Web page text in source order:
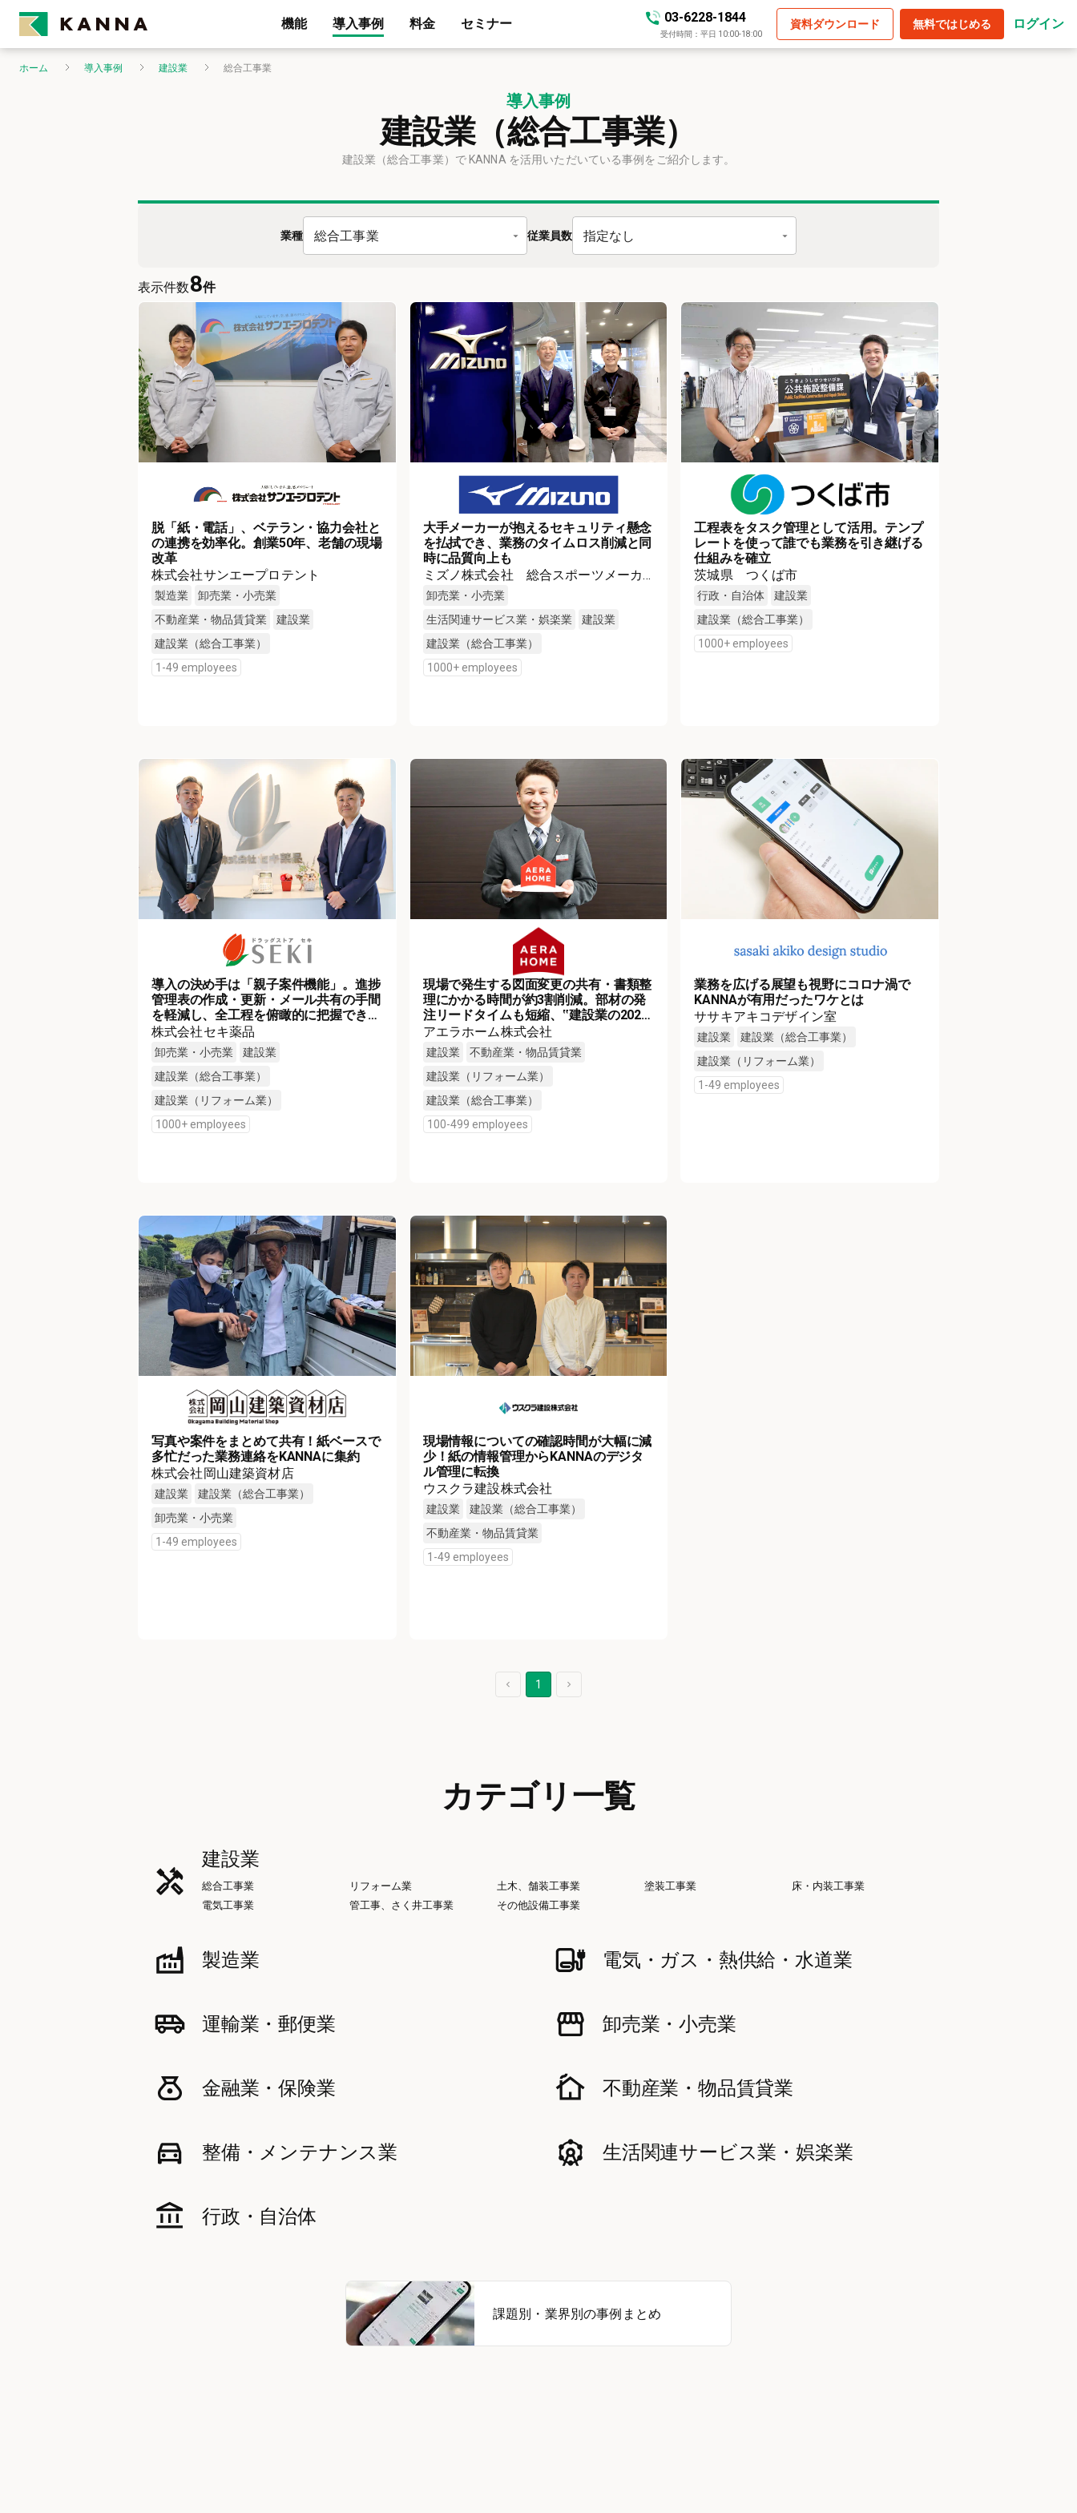
機能 導入事例 料金 セミナー 03-6228-1844
受付時間：平日 10:00-18:00
資料ダウンロード 無料ではじめる ログイン
ホーム 導入事例 建設業 総合工事業
導入事例
建設業（総合工事業）
建設業（総合工事業）で KANNA を活用いただいている事例をご紹介します。
業種 総合工事業 従業員数 指定なし
表示件数8件
脱「紙・電話」、ベテラン・協力会社と
の連携を効率化。創業50年、老舗の現場
改革
株式会社サンエープロテント
製造業
卸売業・小売業
不動産業・物品賃貸業
建設業
建設業（総合工事業）
1-49 employees
大手メーカーが抱えるセキュリティ懸念
を払拭でき、業務のタイムロス削減と同
時に品質向上も
ミズノ株式会社 総合スポーツメーカ
ー
卸売業・小売業
生活関連サービス業・娯楽業
建設業
建設業（総合工事業）
1000+ employees
工程表をタスク管理として活用。テンプ
レートを使って誰でも業務を引き継げる
仕組みを確立
茨城県 つくば市
行政・自治体
建設業
建設業（総合工事業）
1000+ employees
導入の決め手は「親子案件機能」。進捗
管理表の作成・更新・メール共有の手間
を軽減し、全工程を俯瞰的に把握できる
ように
株式会社セキ薬品
卸売業・小売業
建設業
建設業（総合工事業）
建設業（リフォーム業）
1000+ employees
現場で発生する図面変更の共有・書類整
理にかかる時間が約3割削減。部材の発
注リードタイムも短縮、‟建設業の2024
年問題”対応の一助に
アエラホーム株式会社
建設業
不動産業・物品賃貸業
建設業（リフォーム業）
建設業（総合工事業）
100-499 employees
業務を広げる展望も視野にコロナ渦で
KANNAが有用だったワケとは
ササキアキコデザイン室
建設業
建設業（総合工事業）
建設業（リフォーム業）
1-49 employees
写真や案件をまとめて共有！紙ベースで
多忙だった業務連絡をKANNAに集約
株式会社岡山建築資材店
建設業
建設業（総合工事業）
卸売業・小売業
1-49 employees
現場情報についての確認時間が大幅に減
少！紙の情報管理からKANNAのデジタ
ル管理に転換
ウスクラ建設株式会社
建設業
建設業（総合工事業）
不動産業・物品賃貸業
1-49 employees
1
カテゴリ一覧
建設業
総合工事業 リフォーム業 土木、舗装工事業 塗装工事業
床・内装工事業
電気工事業
管工事、さく井工事業 その他設備工事業
製造業 電気・ガス・熱供給・水道業
運輸業・郵便業 卸売業・小売業
金融業・保険業 不動産業・物品賃貸業
整備・メンテナンス業 生活関連サービス業・娯楽業
行政・自治体
課題別・業界別の事例まとめ